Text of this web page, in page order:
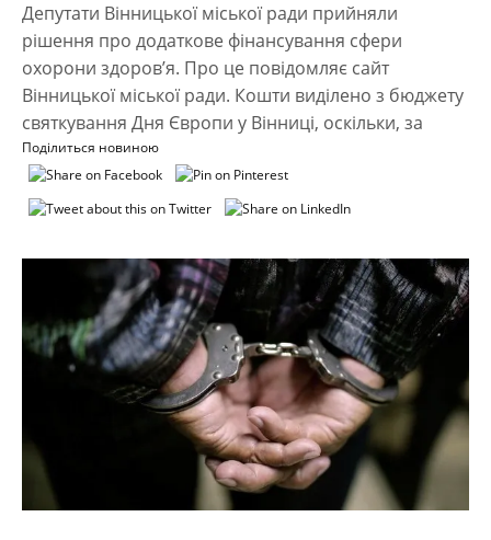
Депутати Вінницької міської ради прийняли
рішення про додаткове фінансування сфери
охорони здоров’я. Про це повідомляє сайт
Вінницької міської ради. Кошти виділено з бюджету
святкування Дня Європи у Вінниці, оскільки, за
Поділиться новиною